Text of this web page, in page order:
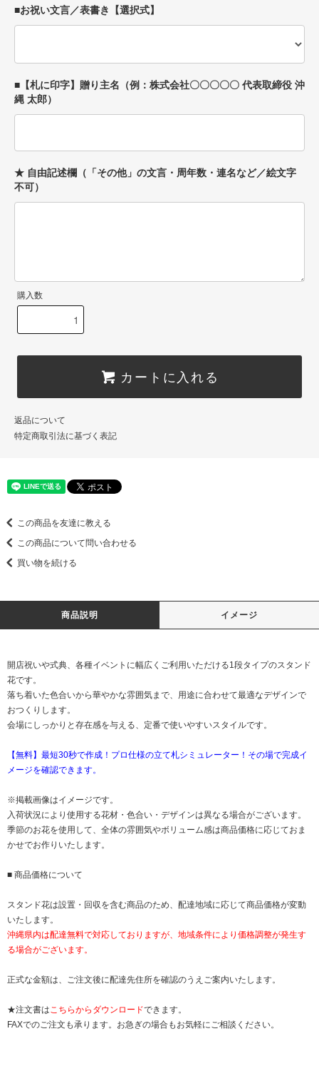
■お祝い文言／表書き【選択式】
■【札に印字】贈り主名（例：株式会社〇〇〇〇〇 代表取締役 沖
縄 太郎）
★ 自由記述欄（「その他」の文言・周年数・連名など／絵文字
不可）
購入数
カートに入れる
返品について
特定商取引法に基づく表記
この商品を友達に教える
この商品について問い合わせる
買い物を続ける
商品説明 イメージ
開店祝いや式典、各種イベントに幅広くご利用いただける1段タイプのスタンド
花です。
落ち着いた色合いから華やかな雰囲気まで、用途に合わせて最適なデザインで
おつくりします。
会場にしっかりと存在感を与える、定番で使いやすいスタイルです。
【無料】最短30秒で作成！プロ仕様の立て札シミュレーター！その場で完成イ
メージを確認できます。
※掲載画像はイメージです。
入荷状況により使用する花材・色合い・デザインは異なる場合がございます。
季節のお花を使用して、全体の雰囲気やボリューム感は商品価格に応じておま
かせでお作りいたします。
■ 商品価格について
スタンド花は設置・回収を含む商品のため、配達地域に応じて商品価格が変動
いたします。
沖縄県内は配達無料で対応しておりますが、地域条件により価格調整が発生す
る場合がございます。
正式な金額は、ご注文後に配達先住所を確認のうえご案内いたします。
★注文書は こちらからダウンロードできます。
FAXでのご注文も承ります。お急ぎの場合もお気軽にご相談ください。